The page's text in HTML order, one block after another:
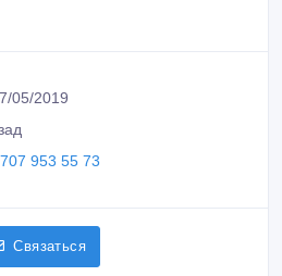
05/2019
953 55 73
Связаться